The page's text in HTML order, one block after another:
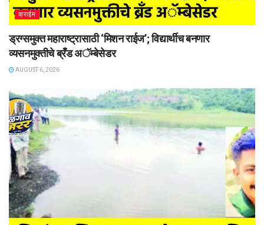
क्राईम
ड्रग्समुक्त महाराष्ट्रासाठी ‘मिशन राईज’; विद्यार्थीच बनणार
व्यसनमुक्तीचे ब्रँड अॅम्बेसेडर
AUGUST 6, 2026